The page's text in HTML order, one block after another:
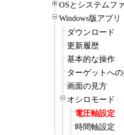
OSとシステムフ
Windows版アプリ
ダウンロード
更新履歴
基本的な操作
ターゲットへ
画面の見方
オシロモード
電圧軸設定
時間軸設定